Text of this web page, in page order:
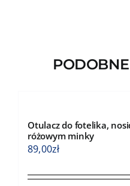
Otulacz do fotelika,
różowym minky
89,00zł